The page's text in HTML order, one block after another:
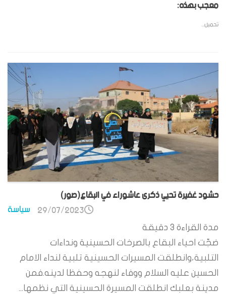
معجب بهذه:
تحميل...
حشود غفيرة تحيي ذكرى عاشوراء في البقاع(صور)
سياسة 29/07/2023
مدة القراءة 3 دقيقة
ضجّت احياء البقاع بالصرخات الحسينية ونداءات
التلبية،وانطلقت المسيرات الحسينية تلبية لنداء الامام
الحسين عليه السلام ووفاء لنهجه وحفظا لدينه.فمن
مدينة بعلبك انطلقت المسيرة الحسينية التي نظمها...